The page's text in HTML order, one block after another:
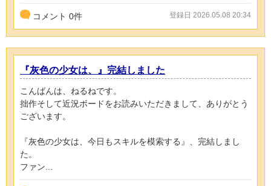
コメント 0件 登録日 2026.05.08 20:34
『灰色の少女は、』完結しました
こんばんは、ねるねです。
拙作そして近況ボードをお読みいただきまして、ありがとう
ございます。
『灰色の少女は、今日もスキルを模索する』、完結しまし
た。
ファン...